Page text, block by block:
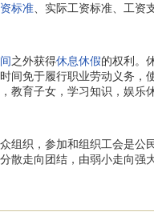
标准 、实际工资标准、工资
之外获得休息休假的权利。
间免于履行职业劳动义务
教育子女，学习知识，娱乐
织，参加和组织工会是公
散走向团结，由弱小走向强